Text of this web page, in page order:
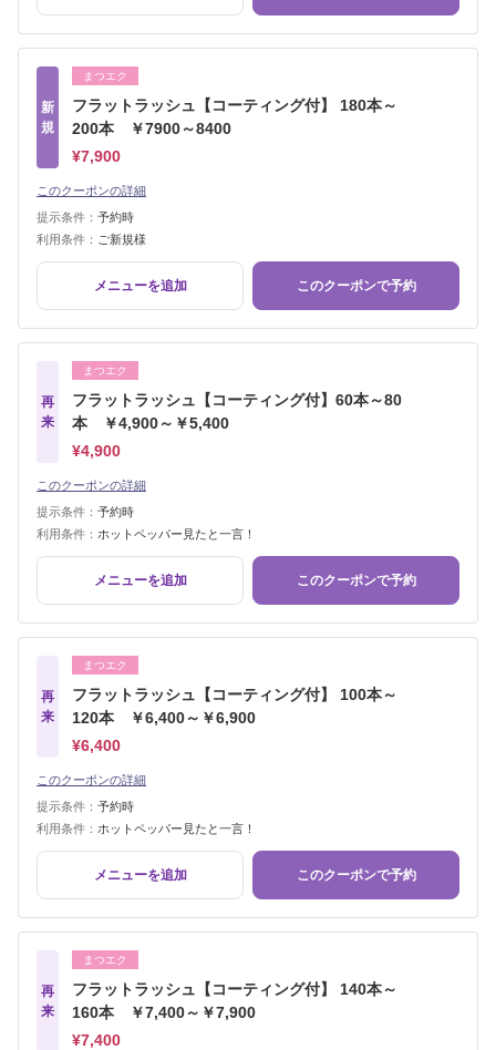
新
規
まつエク
フラットラッシュ【コーティング付】 180本～
200本 ￥7900～8400
¥7,900
このクーポンの詳細
提示条件： 予約時
利用条件： ご新規様
メニューを追加 このクーポンで予約
再
来
まつエク
フラットラッシュ【コーティング付】60本～80
本 ￥4,900～￥5,400
¥4,900
このクーポンの詳細
提示条件： 予約時
利用条件： ホットペッパー見たと一言！
メニューを追加 このクーポンで予約
再
来
まつエク
フラットラッシュ【コーティング付】 100本～
120本 ￥6,400～￥6,900
¥6,400
このクーポンの詳細
提示条件： 予約時
利用条件： ホットペッパー見たと一言！
メニューを追加 このクーポンで予約
再
来
まつエク
フラットラッシュ【コーティング付】 140本～
160本 ￥7,400～￥7,900
¥7,400